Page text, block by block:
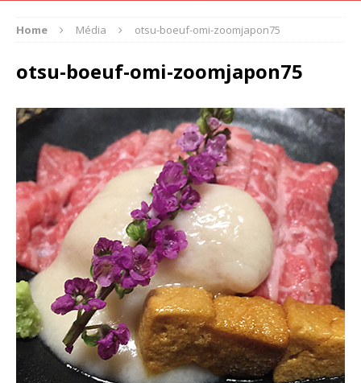
Home Média otsu-boeuf-omi-zoomjapon75
otsu-boeuf-omi-zoomjapon75